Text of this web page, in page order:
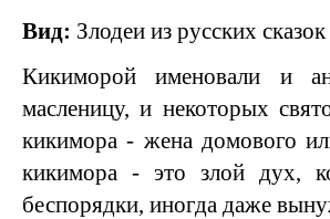
Вид: Злодеи из русских
Кикиморой именовали и
масленицу, и некоторых
кикимора - жена домового
кикимора - это злой дух,
беспорядки, иногда даже